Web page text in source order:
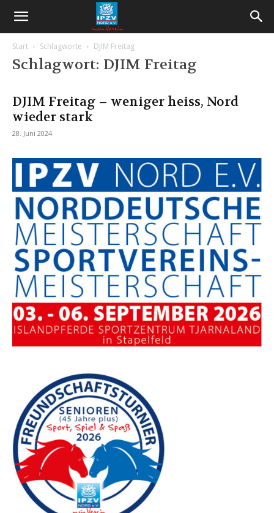
Start Schlagworte DJIM Freitag
Schlagwort: DJIM Freitag
DJIM Freitag – weniger heiss, Nord
wieder stark
28. Juni 2024